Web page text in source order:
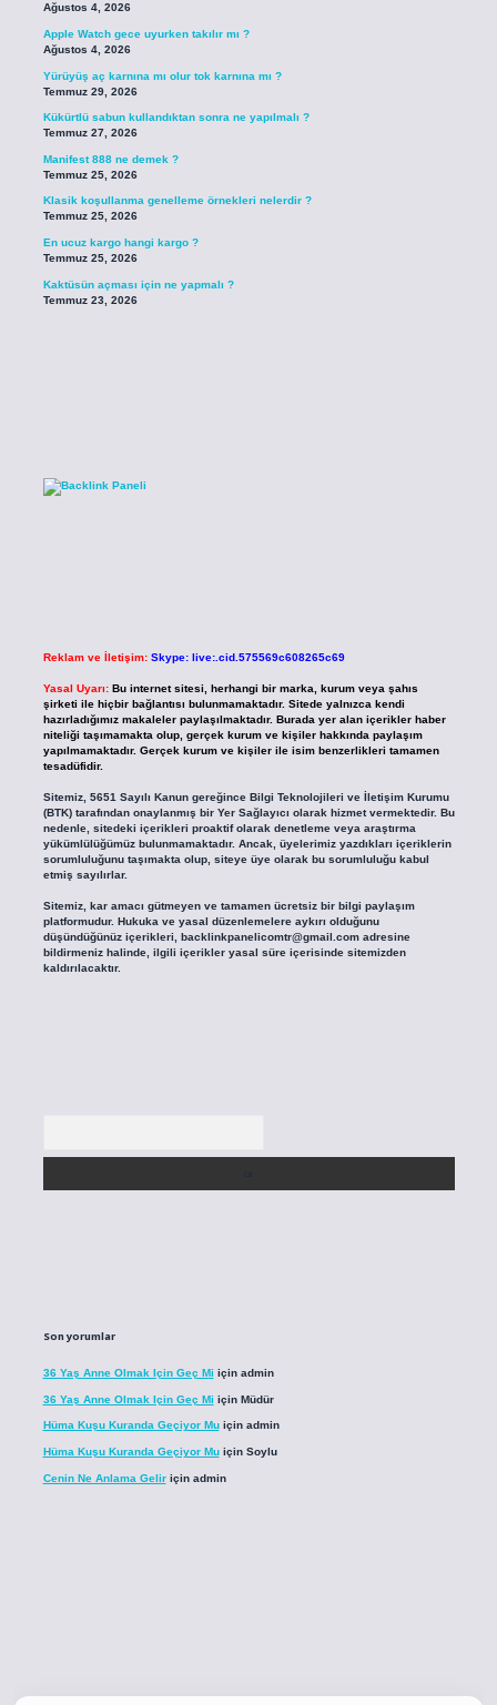
Ağustos 4, 2026
Apple Watch gece uyurken takılır mı ?
Ağustos 4, 2026
Yürüyüş aç karnına mı olur tok karnına mı ?
Temmuz 29, 2026
Kükürtlü sabun kullandıktan sonra ne yapılmalı ?
Temmuz 27, 2026
Manifest 888 ne demek ?
Temmuz 25, 2026
Klasik koşullanma genelleme örnekleri nelerdir ?
Temmuz 25, 2026
En ucuz kargo hangi kargo ?
Temmuz 25, 2026
Kaktüsün açması için ne yapmalı ?
Temmuz 23, 2026
Reklam ve İletişim: Skype: live:.cid.575569c608265c69
Yasal Uyarı: Bu internet sitesi, herhangi bir marka, kurum veya şahıs
şirketi ile hiçbir bağlantısı bulunmamaktadır. Sitede yalnızca kendi
hazırladığımız makaleler paylaşılmaktadır. Burada yer alan içerikler haber
niteliği taşımamakta olup, gerçek kurum ve kişiler hakkında paylaşım
yapılmamaktadır. Gerçek kurum ve kişiler ile isim benzerlikleri tamamen
tesadüfidir.
Sitemiz, 5651 Sayılı Kanun gereğince Bilgi Teknolojileri ve İletişim Kurumu
(BTK) tarafından onaylanmış bir Yer Sağlayıcı olarak hizmet vermektedir. Bu
nedenle, sitedeki içerikleri proaktif olarak denetleme veya araştırma
yükümlülüğümüz bulunmamaktadır. Ancak, üyelerimiz yazdıkları içeriklerin
sorumluluğunu taşımakta olup, siteye üye olarak bu sorumluluğu kabul
etmiş sayılırlar.
Sitemiz, kar amacı gütmeyen ve tamamen ücretsiz bir bilgi paylaşım
platformudur. Hukuka ve yasal düzenlemelere aykırı olduğunu
düşündüğünüz içerikleri, backlinkpanelicomtr@gmail.comadresine
bildirmeniz halinde, ilgili içerikler yasal süre içerisinde sitemizden
kaldırılacaktır.
Son yorumlar
36 Yaş Anne Olmak Için Geç Mi için admin
36 Yaş Anne Olmak Için Geç Mi için Müdür
Hüma Kuşu Kuranda Geçiyor Muiçin admin
Hüma Kuşu Kuranda Geçiyor Muiçin Soylu
Cenin Ne Anlama Geliriçin admin